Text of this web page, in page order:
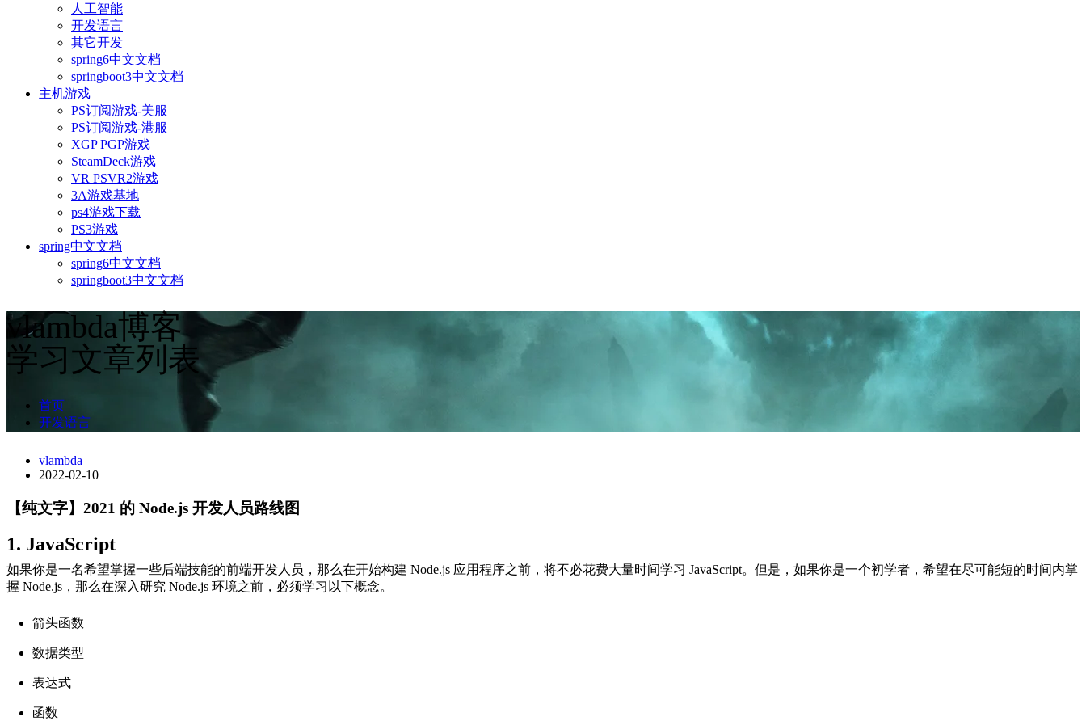
人工智能
开发语言
其它开发
spring6中文文档
springboot3中文文档
主机游戏
PS订阅游戏-美服
PS订阅游戏-港服
XGP PGP游戏
SteamDeck游戏
VR PSVR2游戏
3A游戏基地
ps4游戏下载
PS3游戏
spring中文文档
spring6中文文档
springboot3中文文档
vlambda博客
学习文章列表
首页
开发语言
vlambda
2022-02-10
【纯文字】2021 的 Node.js 开发人员路线图
1. JavaScript
如果你是一名希望掌握一些后端技能的前端开发人员，那么在开始构建 Node.js 应用程序之前，将不必花费大量时间学习 JavaScript。但是，如果你是一个初学者，希望在尽可能短的时间内掌
握 Node.js，那么在深入研究 Node.js 环境之前，必须学习以下概念。
箭头函数
数据类型
表达式
函数